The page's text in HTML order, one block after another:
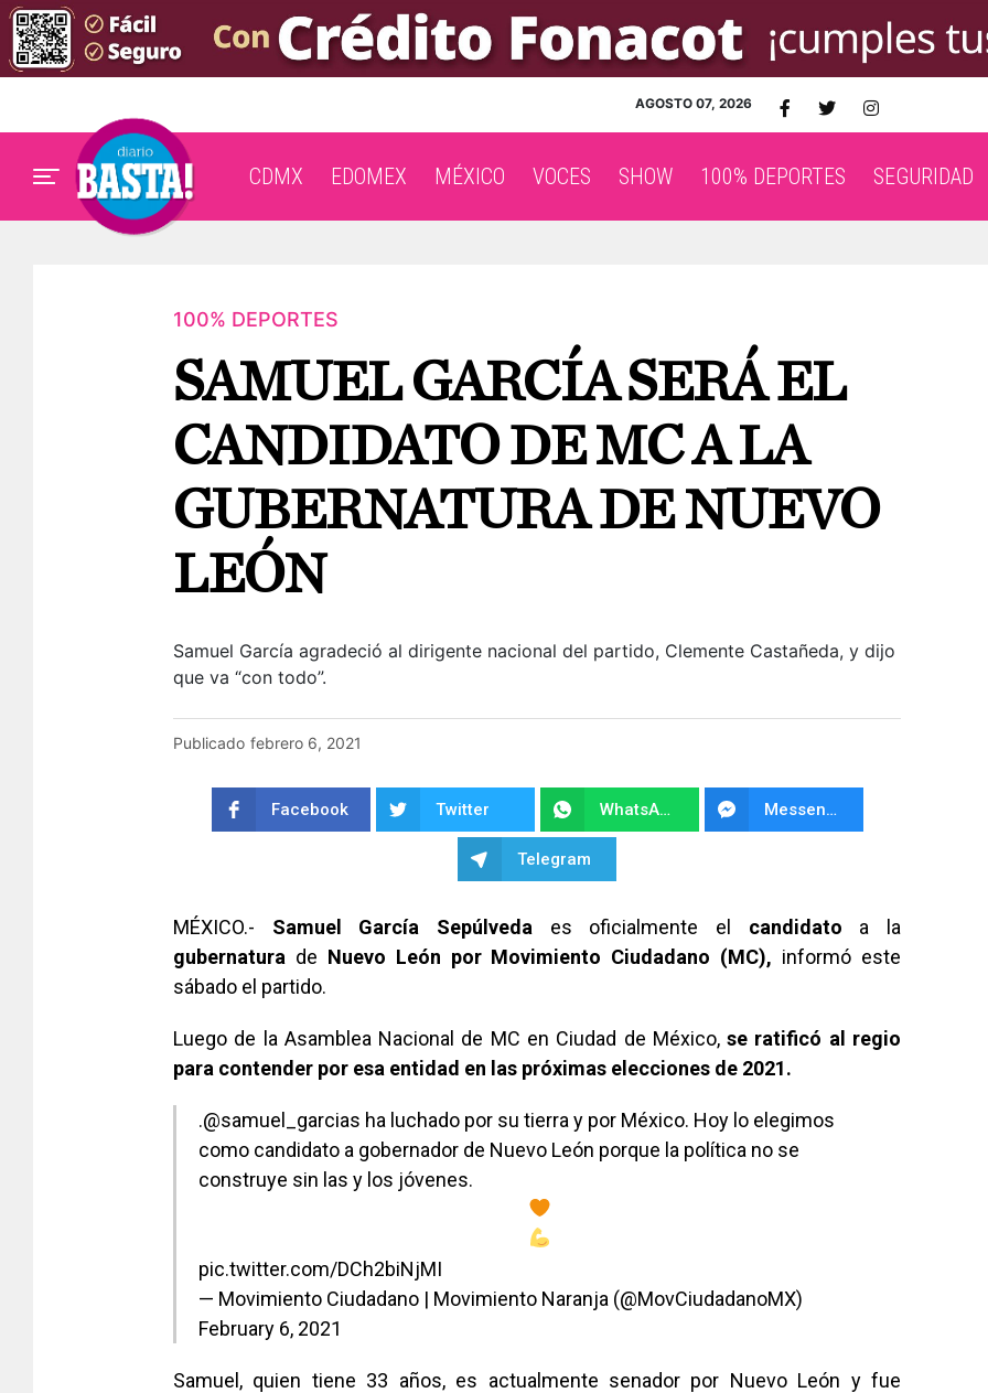
AGOSTO 07, 2026
CDMX EDOMEX MÉXICO VOCES SHOW 100% DEPORTES SEGURIDAD
100% DEPORTES
SAMUEL GARCÍA SERÁ EL
CANDIDATO DE MC A LA
GUBERNATURA DE NUEVO
LEÓN
Samuel García agradeció al dirigente nacional del partido, Clemente Castañeda, y dijo
que va “con todo”.
Publicado febrero 6, 2021
Facebook Twitter WhatsApp Messenger
Telegram
MÉXICO.- Samuel García Sepúlveda es oficialmente el candidato a la
gubernatura de Nuevo León por Movimiento Ciudadano (MC), informó este
sábado el partido.
Luego de la Asamblea Nacional de MC en Ciudad de México,se ratificó al regio
para contender por esa entidad en las próximas elecciones de 2021.
.@samuel_garcias ha luchado por su tierra y por México. Hoy lo elegimos
como candidato a gobernador de Nuevo León porque la política no se
construye sin las y los jóvenes.
pic.twitter.com/DCh2biNjMI
— Movimiento Ciudadano | Movimiento Naranja (@MovCiudadanoMX)
February 6, 2021
Samuel, quien tiene 33 años, es actualmente senador por Nuevo León y fue